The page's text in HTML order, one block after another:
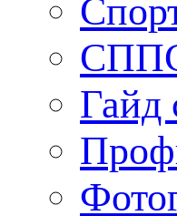
Гайд